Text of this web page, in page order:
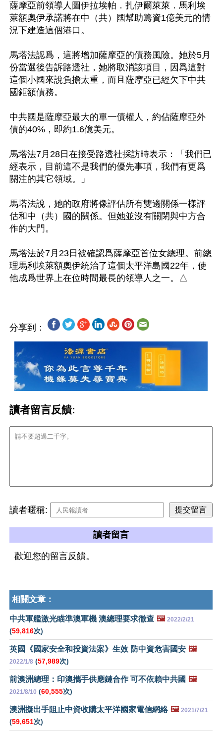
薩摩亞前領導人圖伊拉埃帕．扎伊爾萊萊．馬利埃
萊額奧伊承諾將在中（共）國幫助籌資1億美元的情
況下建造這個港口。
馬塔法認爲，這將增加薩摩亞的債務風險。她於5月
份當選後告訴路透社，她將取消該項目，因爲這對
這個小國來說負擔太重，而且薩摩亞已經欠下中共
國鉅額債務。
中共國是薩摩亞最大的單一債權人，約佔薩摩亞外
債的40%，即約1.6億美元。
馬塔法7月28日在接受路透社採訪時表示：「我們已
經表示，目前這不是我們的優先事項，我們有更爲
關注的其它領域。」
馬塔法說，她的政府將像評估所有雙邊關係一樣評
估和中（共）國的關係。但她並沒有關閉與中方合
作的大門。
馬塔法於7月23日被確認爲薩摩亞首位女總理。前總
理馬利埃萊額奧伊統治了這個太平洋島國22年，使
分享到：
讀者留言反饋:
讀者暱稱:
讀者留言
歡迎您的留言反饋。
相關文章：
中共軍艦激光瞄準澳軍機 澳總理要求徹查 🖼️ 2022/2/21
(59,816次)
英國《國家安全和投資法案》生效 防中資危害國安 🖼️
2022/1/8 (57,989次)
前澳洲總理：印澳攜手供應鏈合作 可不依賴中共國 🖼️
2021/8/10 (60,555次)
澳洲擬出手阻止中資收購太平洋國家電信網絡 🖼️ 2021/7/21
(59,651次)